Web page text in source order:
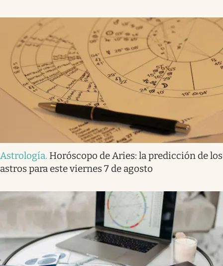
Astrología. Horóscopo de Aries: la predicción de los
astros para este viernes 7 de agosto